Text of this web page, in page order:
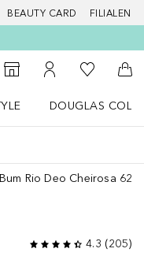
BEAUTY CARD FILIALEN
Zum Storefinder
Zu Meinem
Zu Meiner
DOUGLAS
Rio Deo Cheirosa 62
4.3 (205)